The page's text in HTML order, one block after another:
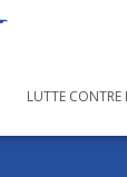
LUTTE CONTRE